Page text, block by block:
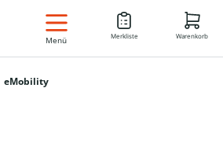
DE
Menü Merkliste Warenkorb
eMobility